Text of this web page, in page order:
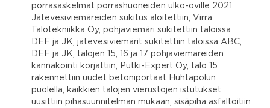
porrasaskelmat porrashuoneiden ulko-oville 2021
Jätevesiviemäreiden sukitus aloitettiin, Virra
Talotekniikka Oy, pohjaviemäri sukitettiin taloissa
DEF ja JK, jätevesiviemärit sukitettiin taloissa ABC,
DEF ja JK, talojen 15, 16 ja 17 pohjaviemäreiden
kannakointi korjattiin, Putki-Expert Oy, talo 15
rakennettiin uudet betoniportaat Huhtapolun
puolella, kaikkien talojen vierustojen istutukset
uusittiin pihasuunnitelman mukaan, sisäpiha asfaltoitiin